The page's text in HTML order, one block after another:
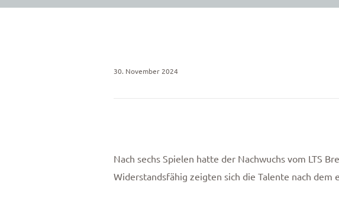
30. November 2024
Nach sechs Spielen hatte der Nachwuchs vom LTS
Widerstandsfähig zeigten sich die Talente nach dem